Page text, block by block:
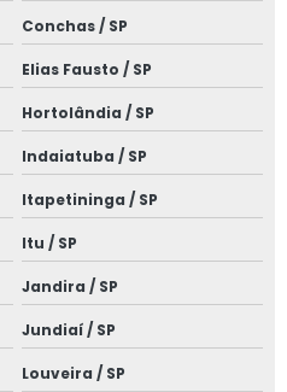
e prediais
tensão
Conchas / SP
Elias Fausto / SP
Hortolândia / SP
Indaiatuba / SP
Itapetininga / SP
Itu / SP
Jandira / SP
Jundiaí / SP
Louveira / SP